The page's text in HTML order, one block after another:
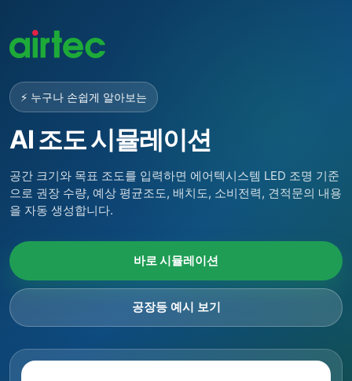
⚡ 누구나 손쉽게 알아보는
AI 조도 시뮬레이션
공간 크기와 목표 조도를 입력하면 에어텍시스템 LED 조명 기준
으로 권장 수량, 예상 평균조도, 배치도, 소비전력, 견적문의 내용
을 자동 생성합니다.
바로 시뮬레이션
공장등 예시 보기